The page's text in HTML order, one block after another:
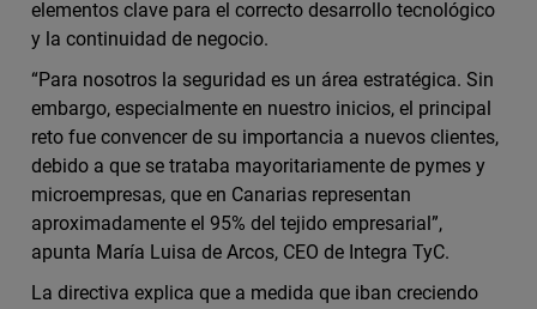
elementos clave para el correcto desarrollo tecnológico
y la continuidad de negocio.
“Para nosotros la seguridad es un área estratégica. Sin
embargo, especialmente en nuestro inicios, el principal
reto fue convencer de su importancia a nuevos clientes,
debido a que se trataba mayoritariamente de pymes y
microempresas, que en Canarias representan
aproximadamente el 95% del tejido empresarial”,
apunta María Luisa de Arcos, CEO de Integra TyC.
La directiva explica que a medida que iban creciendo